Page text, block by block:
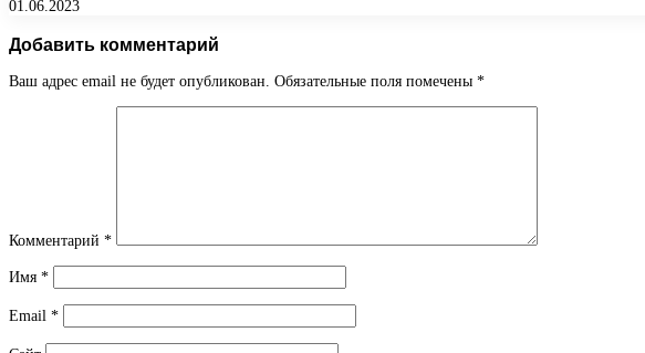
01.06.2023
Добавить комментарий
Ваш адрес email не будет опубликован. Обязательные поля помечены *
Комментарий *
Имя *
Email *